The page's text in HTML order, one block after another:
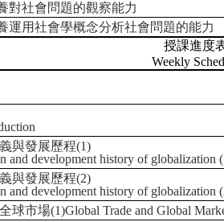
對社會問題的觀察能力
運用社會學概念分析社會問題的能力
授課進度
Weekly
與發展歷程(1)
and development history of globalization
與發展歷程(2)
and development history of globalization
球市場(1)Global Trade and Global